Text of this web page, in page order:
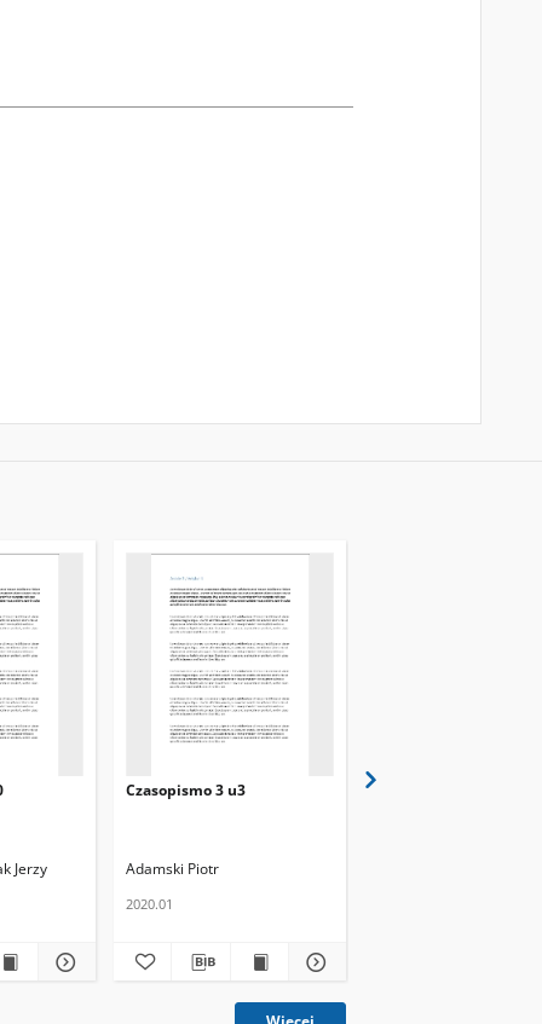
Jerzy
Czasopismo 3 u3
Adamski Piotr
2020.01